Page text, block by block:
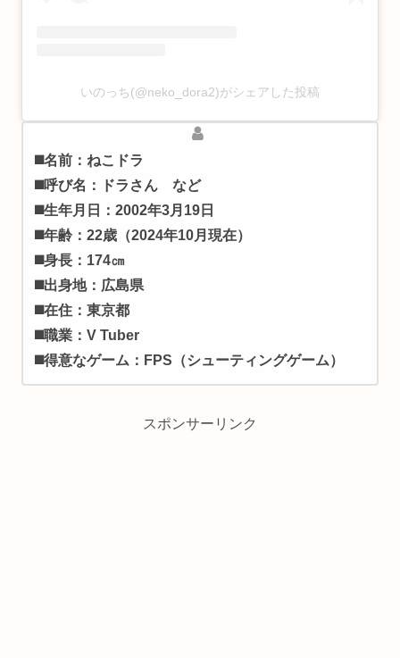
いのっち(@neko_dora2)がシェアした投稿
◼️名前：ねこドラ
◼️呼び名：ドラさん など
◼️生年月日：2002年3月19日
◼️年齢：22歳（2024年10月現在）
◼️身長：174㎝
◼️出身地：広島県
◼️在住：東京都
◼️職業：V Tuber
◼️得意なゲーム：FPS（シューティングゲーム）
スポンサーリンク